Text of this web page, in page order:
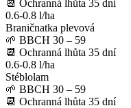
📆 Ochranná lhůta 35 dní
0.6-0.8 l/ha
Braničnatka plevová
🌱 BBCH 30 – 59
📆 Ochranná lhůta 35 dní
0.6-0.8 l/ha
Stéblolam
🌱 BBCH 30 – 59
📆 Ochranná lhůta 35 dní